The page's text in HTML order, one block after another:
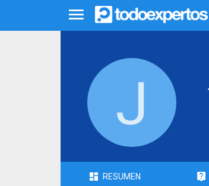
RESUMEN